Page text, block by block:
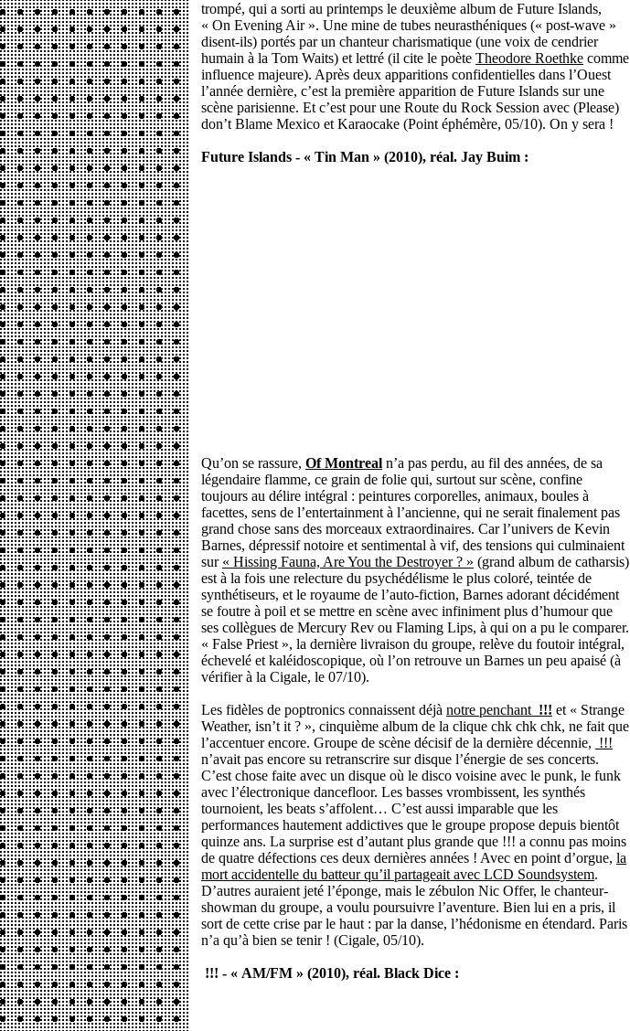
trompé, qui a sorti au printemps le deuxième album de Future Islands,
« On Evening Air ». Une mine de tubes neurasthéniques (« post-wave »
disent-ils) portés par un chanteur charismatique (une voix de cendrier
humain à la Tom Waits) et lettré (il cite le poète Theodore Roethke comme
influence majeure). Après deux apparitions confidentielles dans l’Ouest
l’année dernière, c’est la première apparition de Future Islands sur une
scène parisienne. Et c’est pour une Route du Rock Session avec (Please)
don’t Blame Mexico et Karaocake (Point éphémère, 05/10). On y sera !
Future Islands - « Tin Man » (2010), réal. Jay Buim :
Qu’on se rassure, Of Montreal n’a pas perdu, au fil des années, de sa
légendaire flamme, ce grain de folie qui, surtout sur scène, confine
toujours au délire intégral : peintures corporelles, animaux, boules à
facettes, sens de l’entertainment à l’ancienne, qui ne serait finalement pas
grand chose sans des morceaux extraordinaires. Car l’univers de Kevin
Barnes, dépressif notoire et sentimental à vif, des tensions qui culminaient
sur « Hissing Fauna, Are You the Destroyer ? » (grand album de catharsis)
est à la fois une relecture du psychédélisme le plus coloré, teintée de
synthétiseurs, et le royaume de l’auto-fiction, Barnes adorant décidément
se foutre à poil et se mettre en scène avec infiniment plus d’humour que
ses collègues de Mercury Rev ou Flaming Lips, à qui on a pu le comparer.
« False Priest », la dernière livraison du groupe, relève du foutoir intégral,
échevelé et kaléidoscopique, où l’on retrouve un Barnes un peu apaisé (à
vérifier à la Cigale, le 07/10).
Les fidèles de poptronics connaissent déjà notre penchant !!! et « Strange
Weather, isn’t it ? », cinquième album de la clique chk chk chk, ne fait que
l’accentuer encore. Groupe de scène décisif de la dernière décennie, !!!
n’avait pas encore su retranscrire sur disque l’énergie de ses concerts.
C’est chose faite avec un disque où le disco voisine avec le punk, le funk
avec l’électronique dancefloor. Les basses vrombissent, les synthés
tournoient, les beats s’affolent… C’est aussi imparable que les
performances hautement addictives que le groupe propose depuis bientôt
quinze ans. La surprise est d’autant plus grande que !!! a connu pas moins
de quatre défections ces deux dernières années ! Avec en point d’orgue, la
mort accidentelle du batteur qu’il partageait avec LCD Soundsystem.
D’autres auraient jeté l’éponge, mais le zébulon Nic Offer, le chanteur-
showman du groupe, a voulu poursuivre l’aventure. Bien lui en a pris, il
sort de cette crise par le haut : par la danse, l’hédonisme en étendard. Paris
n’a qu’à bien se tenir ! (Cigale, 05/10).
!!! - « AM/FM » (2010), réal. Black Dice :